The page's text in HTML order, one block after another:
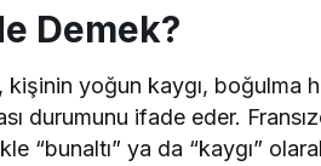
Demek?
, kişinin yoğun kaygı, boğulma
durumunu ifade eder.
“bunaltı” ya da “kaygı”